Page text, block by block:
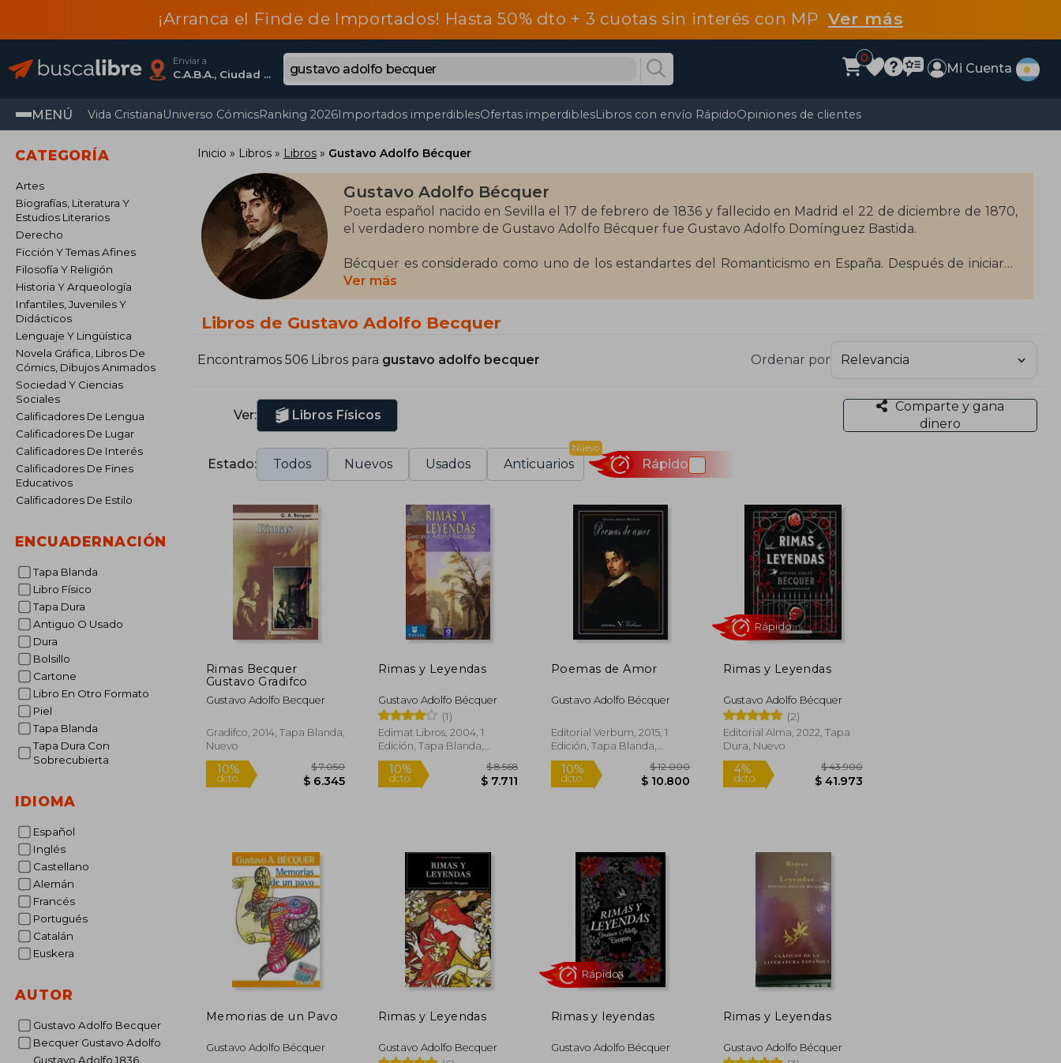
¡Arranca el Finde de Importados! Hasta 50% dto + 3 cuotas sin interés con MP Ver más
Enviar a
C.A.B.A., Ciudad Autónoma De Buenos Aires
0
Mi Cuenta
MENÚ Vida CristianaUniverso CómicsRanking 2026Importados imperdiblesOfertas imperdiblesLibros con envío RápidoOpiniones de clientes
CATEGORÍA
Artes
Biografías, Literatura Y
Estudios Literarios
Derecho
Ficción Y Temas Afines
Filosofía Y Religión
Historia Y Arqueología
Infantiles, Juveniles Y
Didácticos
Lenguaje Y Lingüística
Novela Gráfica, Libros De
Cómics, Dibujos Animados
Sociedad Y Ciencias
Sociales
Calificadores De Lengua
Calificadores De Lugar
Calificadores De Interés
Calificadores De Fines
Educativos
Calificadores De Estilo
ENCUADERNACIÓN
Tapa Blanda
Libro Físico
Tapa Dura
Antiguo O Usado
Dura
Bolsillo
Cartone
Libro En Otro Formato
Piel
Tapa Blanda
Tapa Dura Con
Sobrecubierta
IDIOMA
Español
Inglés
Castellano
Alemán
Francés
Portugués
Catalán
Euskera
AUTOR
Gustavo Adolfo Becquer
Becquer Gustavo Adolfo
Gustavo Adolfo 1836
Inicio Libros Libros Gustavo Adolfo Bécquer
Gustavo Adolfo Bécquer
Poeta español nacido en Sevilla el 17 de febrero de 1836 y fallecido en Madrid el 22 de diciembre de 1870,
el verdadero nombre de Gustavo Adolfo Bécquer fue Gustavo Adolfo Domínguez Bastida.
Bécquer es considerado como uno de los estandartes del Romanticismo en España. Después de iniciarse
en la pintura, en la que no destacaba especialmente, marchó a Madrid para dedicarse a la literatura. No
obtiene gran éxito y sobrevive co-escribiendo comedias y zarzuelas bajo el seudónimo de Gustavo García.
Al tiempo que la tuberculosis y la depresión empezaban a manifestarse en él, se embarcó en el proyecto
de escribir la Historia de los templos de España, obra de la que solo vería la luz un primer tomo. Tras
enamorarse de Julia Espín, una muchacha de la clase alta madrileña que lo desdeñó, empieza a escribir sus
Béquer empezó después a trabajar como redactor en El Contemporáneo y como censor de novelas. En
1870 él y su hermano Valeriano, su gran apoyo durante toda su vida, son contratados para trabajar en La
Ilustración de Madrid; sin embargo, Valeriano fallece en septiembre de ese año, lo que acaba con la poca
salud del autor, que fallece a finales de diciembre durante un eclipse de sol. Sus amigos editaron, por
De entre su obra habría que destacar sus Rimas y también sus Leyendas, fundamentales dentro de la
literatura del siglo XIX español.
Ver más
Libros de Gustavo Adolfo Becquer
Encontramos 506 Libros para gustavo adolfo becquer Ordenar por
Ver: Libros Físicos
Comparte y gana
dinero
Estado: Todos Nuevos Usados Anticuarios
Nuevo
Rápido
Rimas Becquer
Gustavo Gradifco
Gustavo Adolfo Becquer
Gradifco, 2014, Tapa Blanda,
Nuevo
10%
dcto.
Rimas y Leyendas
Gustavo Adolfo Bécquer
(1)
Edimat Libros, 2004, 1
Edición, Tapa Blanda,
Nuevo
10%
dcto.
Poemas de Amor
Gustavo Adolfo Bécquer
Editorial Verbum, 2015, 1
Edición, Tapa Blanda,
Nuevo
10%
dcto.
$ 12.000
Rimas y Leyendas
Gustavo Adolfo Bécquer
(2)
Editorial Alma, 2022, Tapa
Dura, Nuevo
4%
Rápido
Memorias de un Pavo
Gustavo Adolfo Bécquer
Rimas y Leyendas
Gustavo Adolfo Becquer
Rimas y leyendas
Gustavo Adolfo Bécquer
Rimas y Leyendas
Gustavo Adolfo Bécquer